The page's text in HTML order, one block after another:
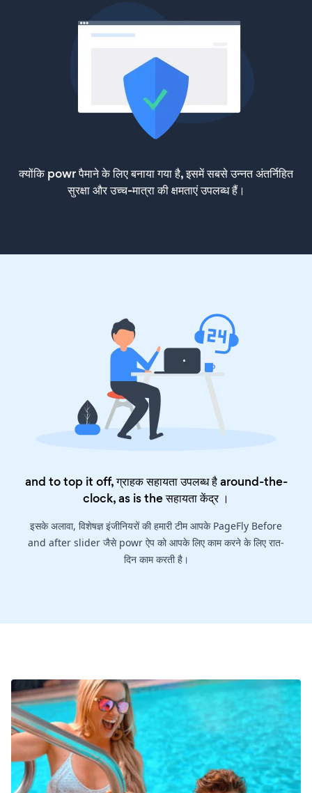
क्योंकि powr पैमाने के लिए बनाया गया है, इसमें सबसे उन्नत अंतर्निहित
सुरक्षा और उच्च-मात्रा की क्षमताएं उपलब्ध हैं।
and to top it off, ग्राहक सहायता उपलब्ध है around-the-
clock, as is theसहायता केंद्र।
इसके अलावा, विशेषज्ञ इंजीनियरों की हमारी टीम आपके PageFly Before
and after slider जैसे powr ऐप को आपके लिए काम करने के लिए रात-
दिन काम करती है।